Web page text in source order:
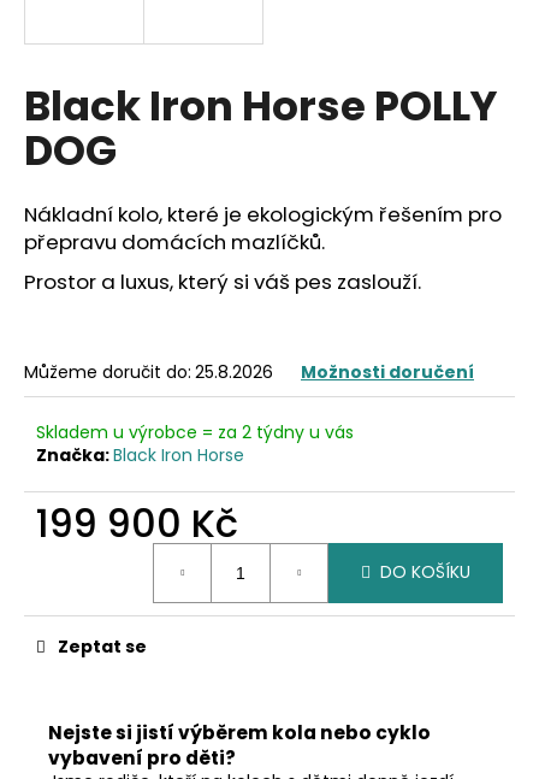
Black Iron Horse POLLY
DOG
Nákladní kolo, které je ekologickým řešením pro
přepravu domácích mazlíčků.
Prostor a luxus, který si váš pes zaslouží.
Můžeme doručit do: 25.8.2026 Možnosti doručení
Skladem u výrobce = za 2 týdny u vás
Značka:Black Iron Horse
199 900 Kč
DO KOŠÍKU
Zeptat se
Nejste si jistí výběrem kola nebo cyklo
vybavení pro děti?
í
t
?
HLEDAT
D
p
o
r
u
e
m